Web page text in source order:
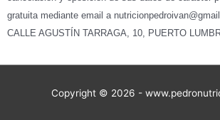
gratuita mediante email a
CALLE AGUSTÍN TARRAGA, 10, PUERTO
Copyright © 2026 -